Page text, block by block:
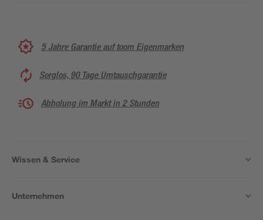
5 Jahre Garantie auf toom Eigenmarken
Sorglos, 90 Tage Umtauschgarantie
Abholung im Markt in 2 Stunden
Wissen & Service
Unternehmen